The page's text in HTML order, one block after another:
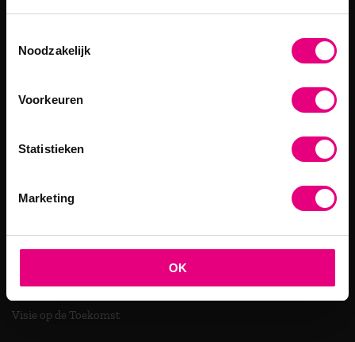
Noodzakelijk
Voorkeuren
Statistieken
Marketing
OK
Filosofie in Organisaties
Bedrijfskunde en Leiderschap
Nieuw Leiderschap in Organisaties
Publieke Strategie en Leiderschap
Samenwerken aan Complexe Opgaven
Visie op de Toekomst